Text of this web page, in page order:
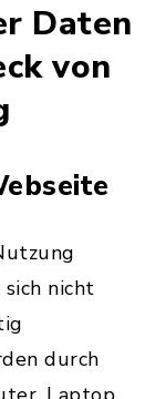
Daten
von
nicht
durch